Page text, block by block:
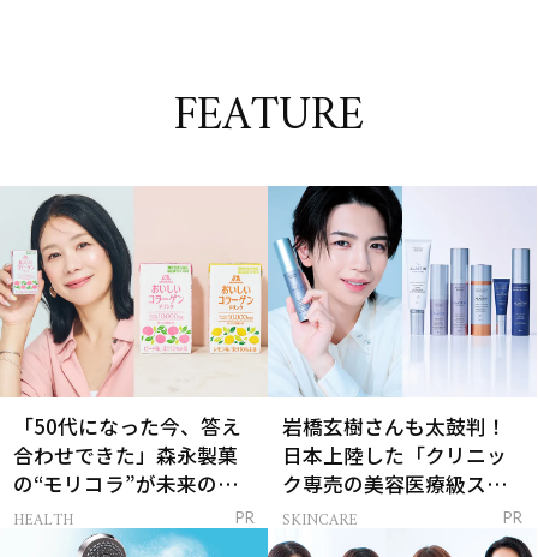
FEATURE
「50代になった今、答え
合わせできた」森永製菓
の“モリコラ”が未来のキ
レイを連れてくる！
HEALTH PR
岩橋玄樹さんも太鼓判！
日本上陸した「クリニッ
ク専売の美容医療級スキ
ンケア」
SKINCARE PR